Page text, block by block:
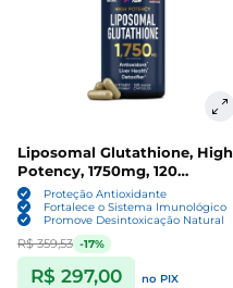
Liposomal Glutathione, High
Potency, 1750mg, 120
Cápsulas, Alpha Flow
Proteção Antioxidante
Fortalece o Sistema Imunológico
Promove Desintoxicação Natural
R$ 359,53 -17%
R$ 297,00 no PIX